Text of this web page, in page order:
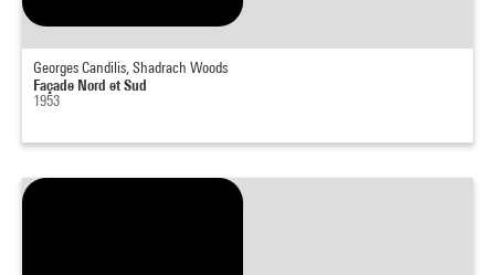
Georges Candilis, Shadrach Woods
Façade Nord et Sud
1953